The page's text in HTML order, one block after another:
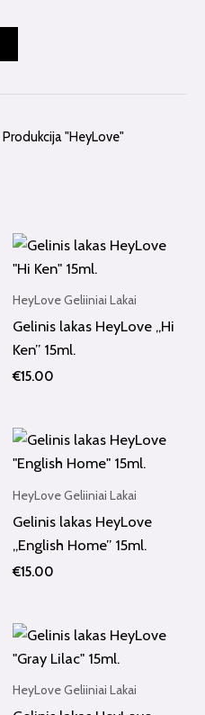
Produkcija "HeyLove"
HeyLove Geliiniai Lakai
Gelinis lakas HeyLove „Hi
Ken” 15ml.
€15.00
HeyLove Geliiniai Lakai
Gelinis lakas HeyLove
„English Home” 15ml.
€15.00
HeyLove Geliiniai Lakai